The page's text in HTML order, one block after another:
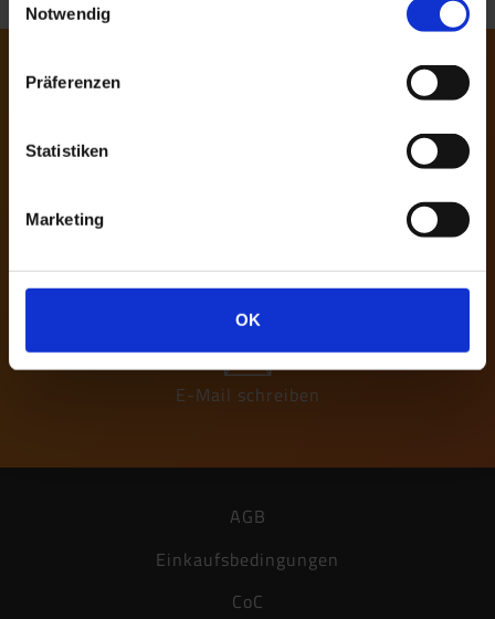
Cookies, wenn Sie unsere Webseite weiterhin nutzen.
Notwendig
Präferenzen
Statistiken
Marketing
OK
Sollten Sie Fragen zu einem unser
08554 / 309-0 08554 / 309-50
E-Mail schreiben
AGB
Einkaufsbedingungen
CoC